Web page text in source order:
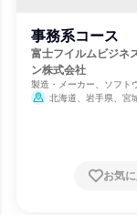
事務系コース
富士フイルムビジネ
ン株式会社
製造・メーカー、ソフト
北海道、岩手県、宮
お気に